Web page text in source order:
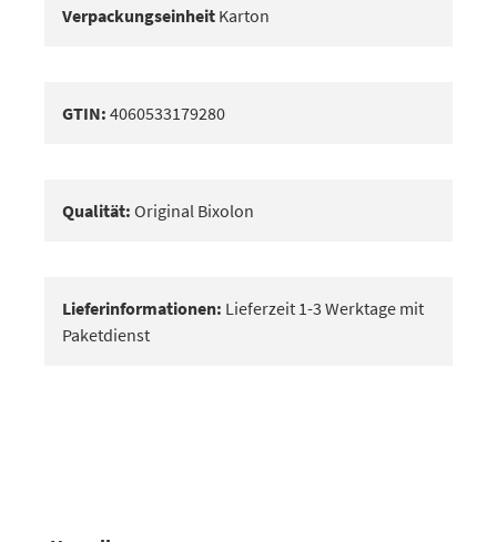
Verpackungseinheit Karton
GTIN: 4060533179280
Qualität: Original Bixolon
Lieferinformationen: Lieferzeit 1-3 Werktage mit
Paketdienst